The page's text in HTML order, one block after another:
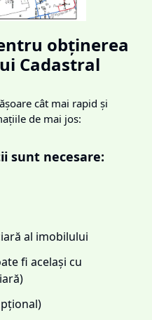
obținerea
Cadastral
cât mai rapid și
de mai jos:
sunt necesare:
al imobilului
fi același cu